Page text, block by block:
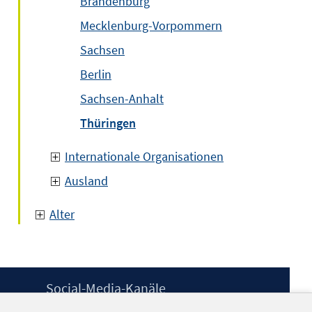
Mecklenburg-Vorpommern
Sachsen
Berlin
Sachsen-Anhalt
Thüringen
Internationale Organisationen
Ausland
Alter
Social-Media-Kanäle